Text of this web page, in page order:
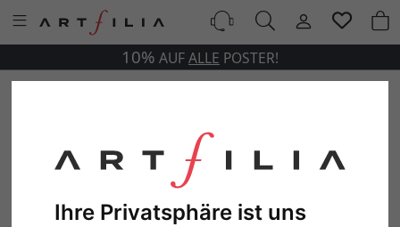
Ihre Privatsphäre ist uns
10% AUFALLE POSTER!